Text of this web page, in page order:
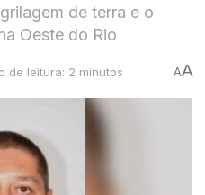
de terra e o
Oeste do Rio
de leitura: 2 minutos AA